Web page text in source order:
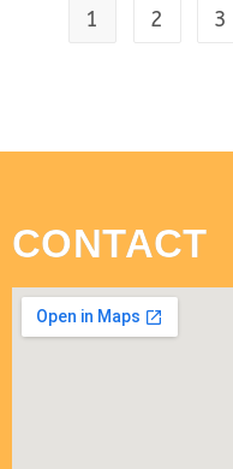
1 2 3
CONTACT